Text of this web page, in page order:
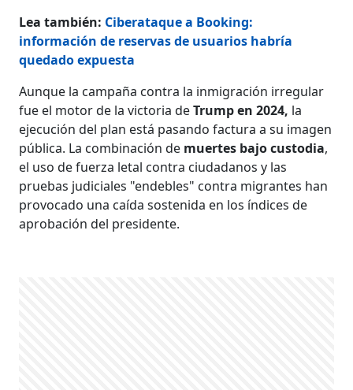
Lea también: Ciberataque a Booking:
información de reservas de usuarios habría
quedado expuesta
Aunque la campaña contra la inmigración irregular
fue el motor de la victoria deTrump en 2024, la
ejecución del plan está pasando factura a su imagen
pública. La combinación de muertes bajo custodia,
el uso de fuerza letal contra ciudadanos y las
pruebas judiciales "endebles" contra migrantes han
provocado una caída sostenida en los índices de
aprobación del presidente.